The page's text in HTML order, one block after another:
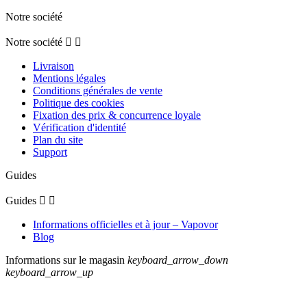
Notre société
Notre société  
Livraison
Mentions légales
Conditions générales de vente
Politique des cookies
Fixation des prix & concurrence loyale
Vérification d'identité
Plan du site
Support
Guides
Guides  
Informations officielles et à jour – Vapovor
Blog
Informations sur le magasin keyboard_arrow_down
keyboard_arrow_up